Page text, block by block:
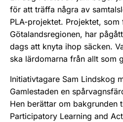
för att träffa några av
PLA-projektet. Projektet, som
Götalandsregionen, har
dags att knyta ihop säcken.
ska lärdomarna från allt som
Initiativtagare Sam Lindskog
Gamlestaden en
Hen berättar om bakgrunden
Participatory Learning and